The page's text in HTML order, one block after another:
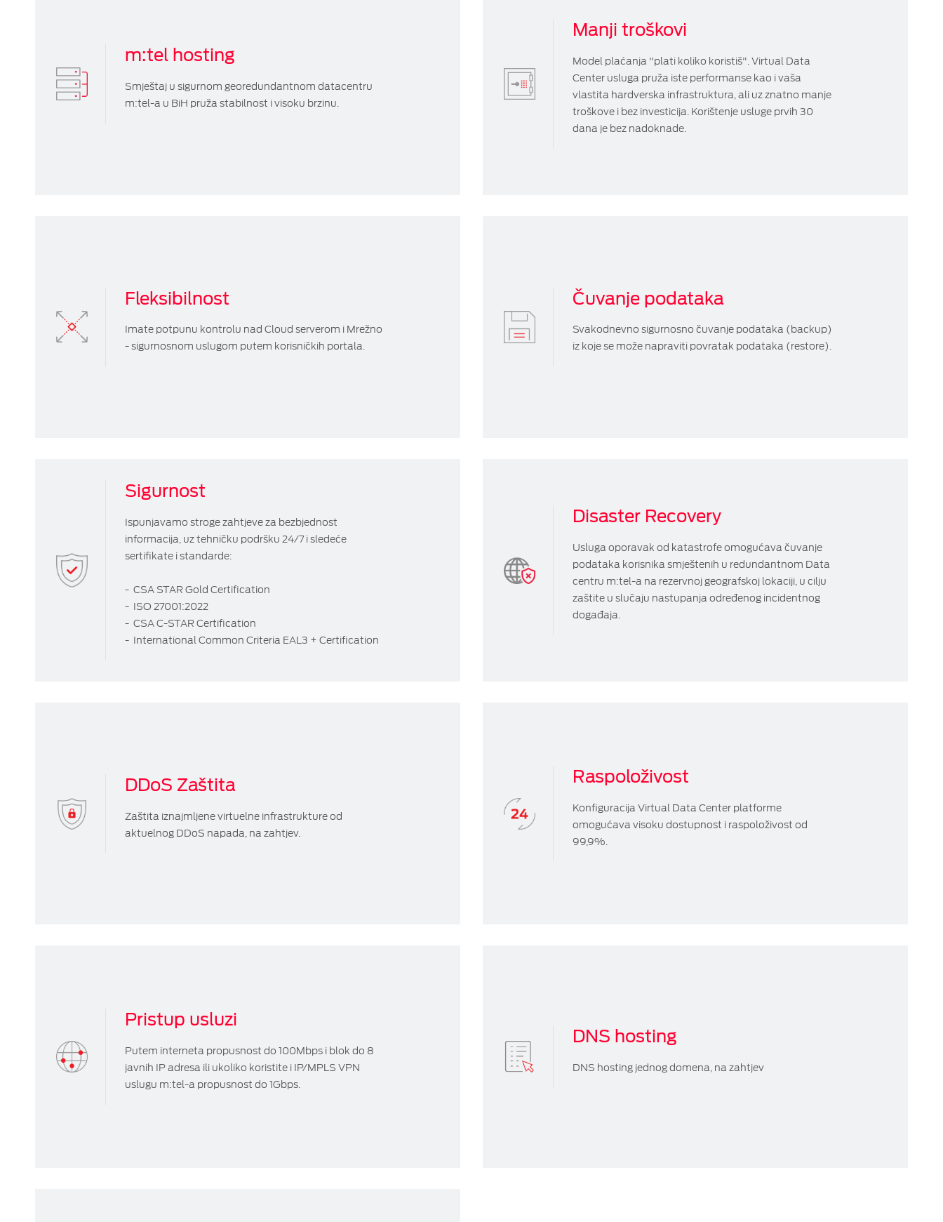
m:tel hosting
Smještaj u sigurnom georedundantnom datacentru
m:tel-a u BiH pruža stabilnost i visoku brzinu.
Manji troškovi
Model plaćanja "plati koliko koristiš". Virtual Data
Center usluga pruža iste performanse kao i vaša
vlastita hardverska infrastruktura, ali uz znatno manje
troškove i bez investicija. Korištenje usluge prvih 30
dana je bez nadoknade.
Fleksibilnost
Imate potpunu kontrolu nad Cloud serverom i Mrežno
- sigurnosnom uslugom putem korisničkih portala.
Čuvanje podataka
Svakodnevno sigurnosno čuvanje podataka (backup)
iz koje se može napraviti povratak podataka (restore).
Sigurnost
Ispunjavamo stroge zahtjeve za bezbjednost
informacija, uz tehničku podršku 24/7 i sledeće
sertifikate i standarde:
- CSA STAR Gold Certification
- ISO 27001:2022
- CSA C-STAR Certification
- International Common Criteria EAL3 + Certification
Disaster Recovery
Usluga oporavak od katastrofe omogućava čuvanje
podataka korisnika smještenih u redundantnom Data
centru m:tel-a na rezervnoj geografskoj lokaciji, u cilju
zaštite u slučaju nastupanja određenog incidentnog
događaja.
DDoS Zaštita
Zаštitа iznајmlјеnе virtuеlnе infrаstrukturе оd
аktuеlnоg DDoS nаpаdа, na zahtjev.
Raspoloživost
Konfiguracija Virtual Data Center platforme
omogućava visoku dostupnost i raspoloživost od
99,9%.
Pristup usluzi
Putem interneta propusnost do 100Mbps i blok do 8
javnih IP adresa ili ukoliko koristite i IP/MPLS VPN
uslugu m:tel-a propusnost do 1Gbps.
DNS hosting
DNS hоsting јеdnоg dоmеnа, na zahtjev